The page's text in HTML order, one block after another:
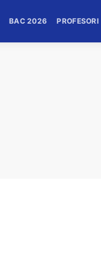
BAC 2026 PROFESORI